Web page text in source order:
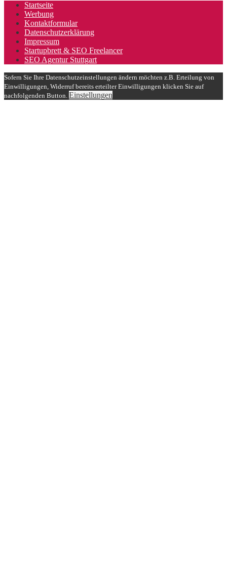
Startseite
Werbung
Kontaktformular
Datenschutzerklärung
Impressum
Startupbrett & SEO Freelancer
SEO Agentur Stuttgart
Sofern Sie Ihre Datenschutzeinstellungen ändern möchten z.B. Erteilung von
Einwilligungen, Widerruf bereits erteilter Einwilligungen klicken Sie auf
nachfolgenden Button. Einstellungen